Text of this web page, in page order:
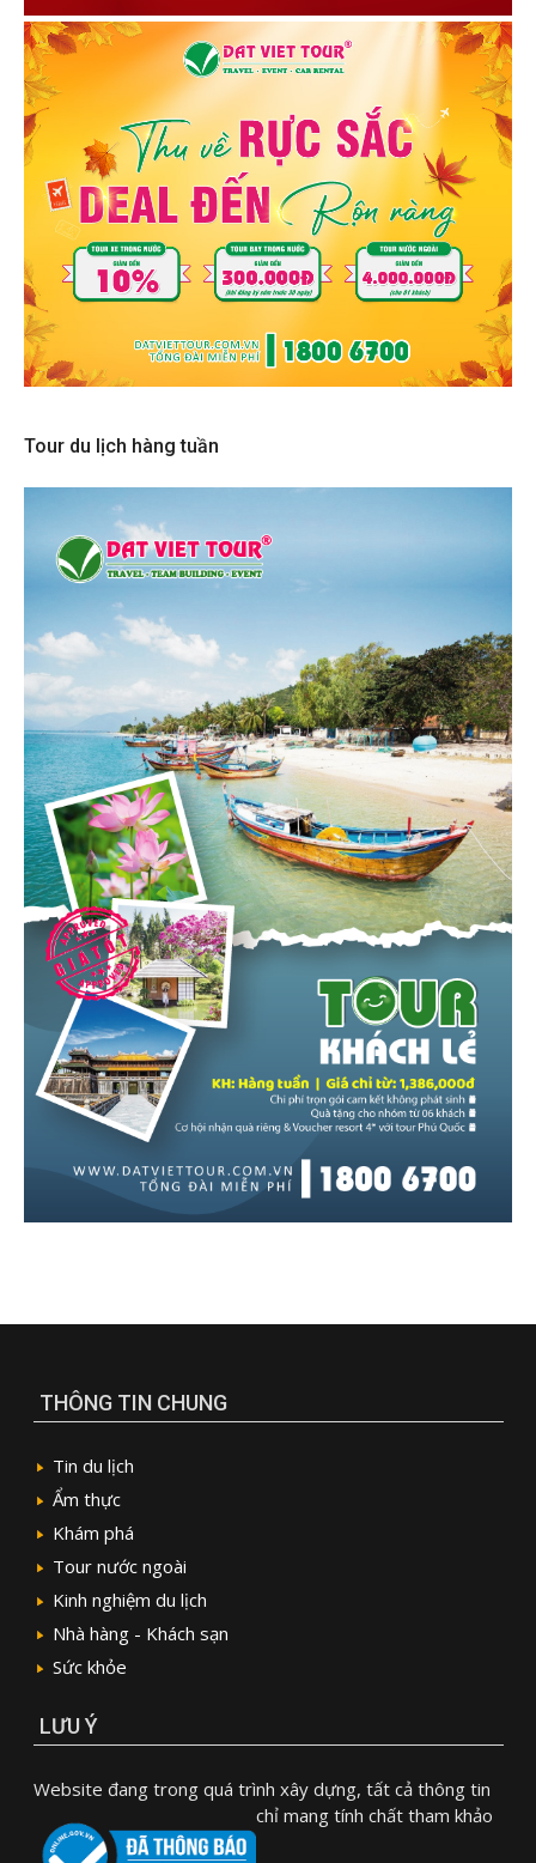
Tour du lịch hàng tuần
THÔNG TIN CHUNG
Tin du lịch
Ẩm thực
Khám phá
Tour nước ngoài
Kinh nghiệm du lịch
Nhà hàng - Khách sạn
Sức khỏe
LƯU Ý
Website đang trong quá trình xây dựng, tất cả thông tin
chỉ mang tính chất tham khảo